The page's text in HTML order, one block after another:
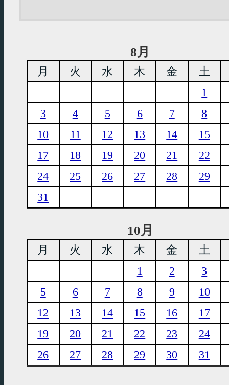
8月
月 火 水 木 金
土
1
3
4 5 6 7
8
10
11 12 13 14
15
17
18 19 20 21
22
24
25 26 27 28
29
31
10月
月 火 水 木 金
土
1
2
3
5
6 7 8 9
10
12
13 14 15 16
17
19
20 21 22 23
24
26
27 28 29 30 31